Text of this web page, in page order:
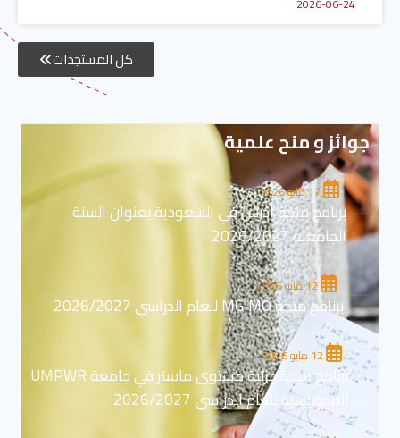
2026-06-24
كل المستجدات
جوائز و منح علمية
17 مايو 2026
برنامج منحة ادرس في السعودية بعنوان السنة
الجامعية 2026/2027
برنامج منحة MGIMO للعام الدراسي 2026/2027
12 مايو 2026
برنامج منحة جزئية مستوى ماستر في جامعة UMPWR
الاندونيسية للعام الدراسي 2026/2027